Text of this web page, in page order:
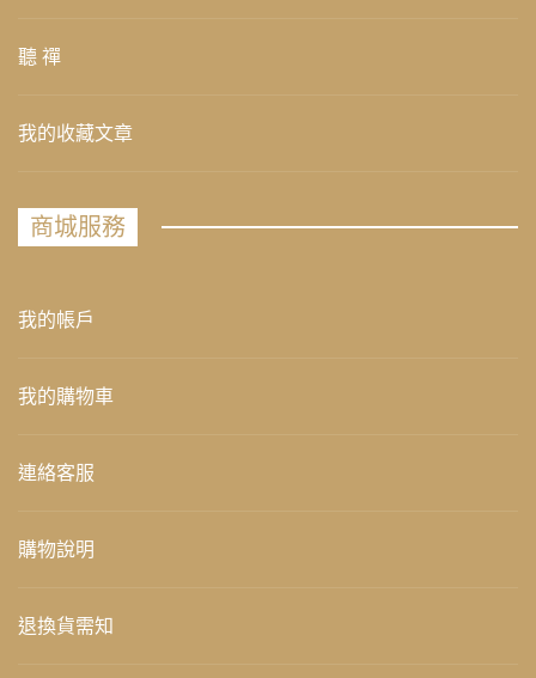
聽 禪
我的收藏文章
商城服務
我的帳戶
我的購物車
連絡客服
購物說明
退換貨需知